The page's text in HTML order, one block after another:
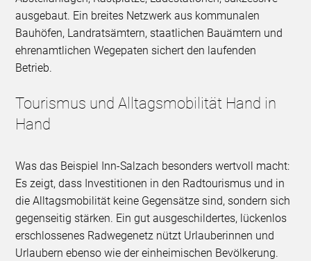
ausgebaut. Ein breites Netzwerk aus kommunalen
Bauhöfen, Landratsämtern, staatlichen Bauämtern und
ehrenamtlichen Wegepaten sichert den laufenden
Betrieb.
Tourismus und Alltagsmobilität Hand in
Hand
Was das Beispiel Inn-Salzach besonders wertvoll macht:
Es zeigt, dass Investitionen in den Radtourismus und in
die Alltagsmobilität keine Gegensätze sind, sondern sich
gegenseitig stärken. Ein gut ausgeschildertes, lückenlos
erschlossenes Radwegenetz nützt Urlauberinnen und
Urlaubern ebenso wie der einheimischen Bevölkerung.